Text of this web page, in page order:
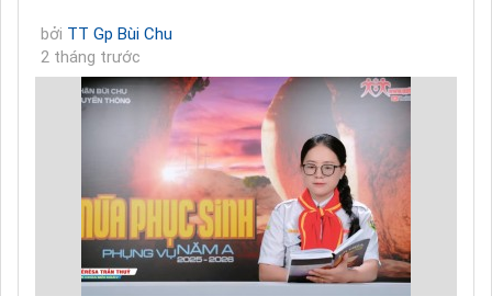
bởi TT Gp Bùi Chu
2 tháng trước